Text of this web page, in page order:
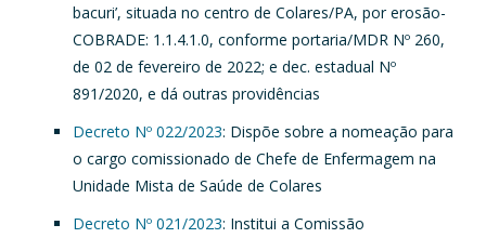
bacuri’, situada no centro de Colares/PA, por erosão-
COBRADE: 1.1.4.1.0, conforme portaria/MDR Nº 260,
de 02 de fevereiro de 2022; e dec. estadual Nº
891/2020, e dá outras providências
Decreto Nº 022/2023: Dispõe sobre a nomeação para
o cargo comissionado de Chefe de Enfermagem na
Unidade Mista de Saúde de Colares
Decreto Nº 021/2023: Institui a Comissão